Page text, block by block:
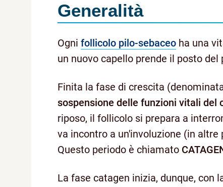
Generalità
Ogni follicolo pilo-sebaceo ha una
un nuovo capello prende il posto del
Finita la fase di crescita
sospensione delle funzioni vitali del
riposo, il follicolo si prepara a
va incontro a un'involuzione (in
Questo periodo è chiamato
La fase catagen inizia, dunque, con